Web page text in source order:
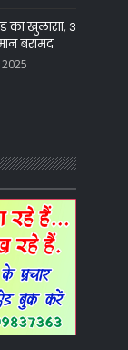
का खुलासा, 3
बरामद